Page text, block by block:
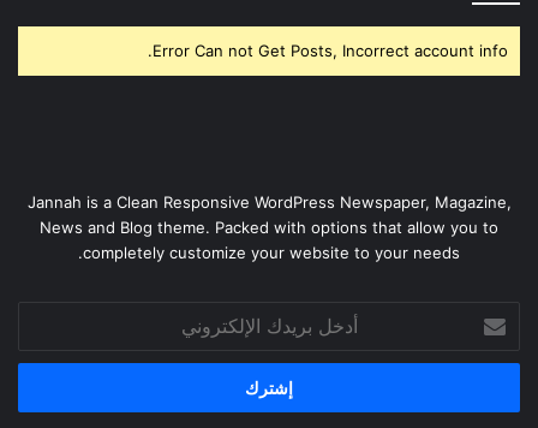
Error Can not Get Posts, Incorrect account info.
Jannah is a Clean Responsive WordPress Newspaper, Magazine,
News and Blog theme. Packed with options that allow you to
completely customize your website to your needs.
بريدك
الإلكتروني